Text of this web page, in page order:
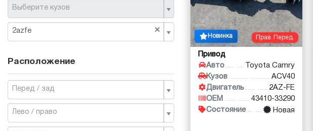
Выберите кузов
×
2azfe
Расположение
Перед / зад
Лево / право
Прав. Перед.
Новинка
Привод
Авто
Toyota Camry
Кузов
ACV40
Двигатель
2AZ-FE
OEM
43410-33290
Состояние
Новая